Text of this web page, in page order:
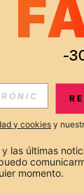
Y NOTICIAS
y cookiesy
las últimas
momento.